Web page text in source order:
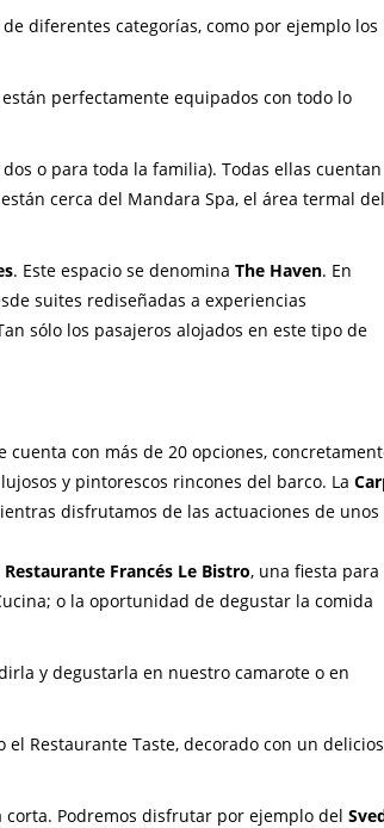
diferentes categorías, como por ejemplo los
perfectamente equipados con todo lo
o para toda la familia). Todas ellas
cerca del Mandara Spa, el área termal del
. Este espacio se denomina The Haven. En
suites rediseñadas a experiencias
sólo los pasajeros alojados en este tipo de
con más de 20 opciones,
y pintorescos rincones del barco. La
disfrutamos de las actuaciones de unos
Restaurante Francés Le Bistro, una fiesta para
o la oportunidad de degustar la comida
y degustarla en nuestro camarote o en
Restaurante Taste, decorado con un
Podremos disfrutar por ejemplo del